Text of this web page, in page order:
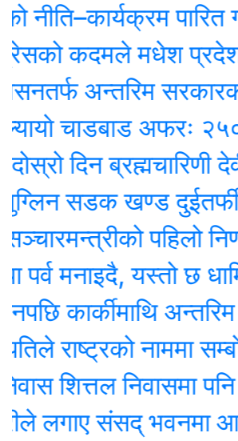
पारित
कदमले मधेश प्रदेश
अन्तरिम सरकारको
चाडबाड अफरः २५०
दिन ब्रह्मचारिणी
सडक खण्ड दुईतर्फी
पहिलो
मनाइदै, यस्तो छ धार्मिक
कार्कीमाथि अन्तरिम
नाममा सम्बोधन
शित्तल निवासमा पनि
संसद् भवनमा आगो